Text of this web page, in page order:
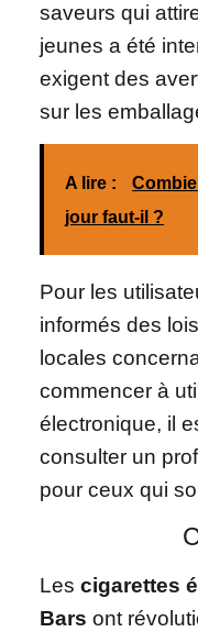
saveurs qui
jeunes a été
exigent des
sur les
A lire :
jour faut-il ?
Pour les
informés des
locales
commencer à
électronique, il
consulter un
pour ceux qui
Les cigarettes
Bars ont